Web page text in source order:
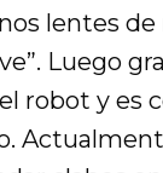
lentes
Luego
robot y es